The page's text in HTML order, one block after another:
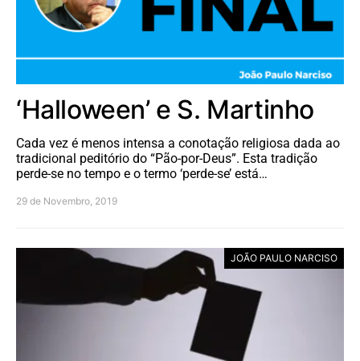
‘Halloween’ e S. Martinho
Cada vez é menos intensa a conotação religiosa dada ao
tradicional peditório do “Pão-por-Deus”. Esta tradição
perde-se no tempo e o termo ‘perde-se’ está…
29 de Novembro, 2019
JOÃO PAULO NARCISO